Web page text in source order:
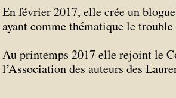
En février 2017, elle crée un
ayant comme thématique le
Au printemps 2017 elle rejoint le
l’Association des auteurs des